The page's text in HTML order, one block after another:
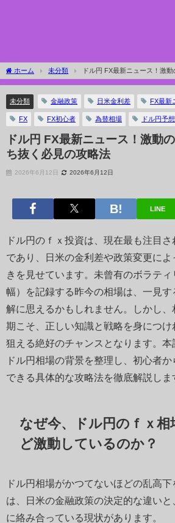
ホーム 未分類
ドル円 FX最新ニュース！激
の攻略法
未分類 金融政策 日米金利差 FX最新
FX FX初心者 為替相場 ドル円予想
ドル円 FX最新ニュース！激動
ち抜く必見の攻略法
2026年6月12日 2026年6月12日
LINE
ドル円のｆｘ投資は、現在最も注目
であり、日米の金利差や政策変更に
きを見せています。未曾有のボラテ
幅）を記録する昨今の相場は、一見
解に思えるかもしれません。しかし
期こそ、正しい知識と戦略を身につけ
狙える絶好のチャンスとなります。本
ドル円相場の背景を整理し、初心者
できる具体的な攻略法を徹底解説しま
なぜ今、ドル円のｆｘ相
ど激動しているのか？
ドル円相場がかつてないほどの乱高
は、日米の金融政策の決定的な違い
に絡み合っている現状があります。